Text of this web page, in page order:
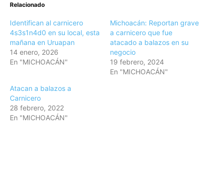
Relacionado
Identifican al carnicero
4s3s1n4d0 en su local, esta
mañana en Uruapan
14 enero, 2026
En "MICHOACÁN"
Michoacán: Reportan grave
a carnicero que fue
atacado a balazos en su
negocio
19 febrero, 2024
En "MICHOACÁN"
Atacan a balazos a
Carnicero
28 febrero, 2022
En "MICHOACÁN"